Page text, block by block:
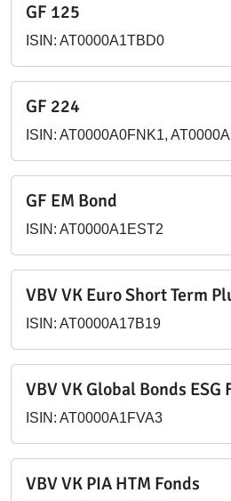
GF 125
ISIN: AT0000A1TBD0
GF 224
ISIN: AT0000A0FNK1,
GF EM Bond
ISIN: AT0000A1EST2
VBV VK Euro Short Term
ISIN: AT0000A17B19
VBV VK Global Bonds ESG
ISIN: AT0000A1FVA3
VBV VK PIA HTM Fonds